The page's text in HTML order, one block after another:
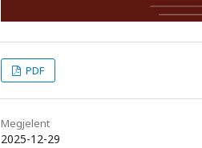
PDF
Megjelent
2025-12-29